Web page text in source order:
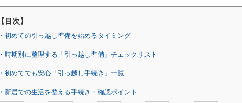
【目次】
・初めての引っ越し準備を始めるタイミング
・時期別に整理する「引っ越し準備」チェックリスト
・初めてでも安心「引っ越し手続き」一覧
・新居での生活を整える手続き・確認ポイント